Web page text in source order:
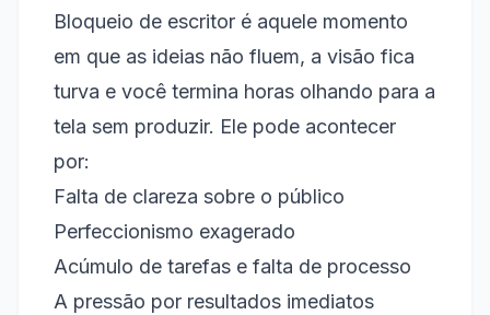
Bloqueio de escritor é aquele momento
em que as ideias não fluem, a visão fica
turva e você termina horas olhando para a
tela sem produzir. Ele pode acontecer
por:
Falta de clareza sobre o público
Perfeccionismo exagerado
Acúmulo de tarefas e falta de processo
A pressão por resultados imediatos